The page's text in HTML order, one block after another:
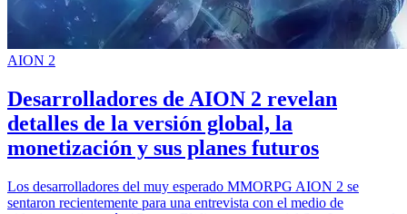
AION 2
Desarrolladores de AION 2 revelan
detalles de la versión global, la
monetización y sus planes futuros
Los desarrolladores del muy esperado MMORPG AION 2 se
sentaron recientemente para una entrevista con el medio de